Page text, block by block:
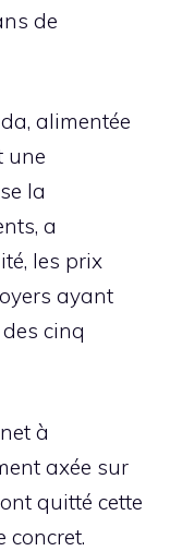
de
alimentée
une
la
a
les prix
ayant
cinq
à
axée sur
quitté cette
concret.